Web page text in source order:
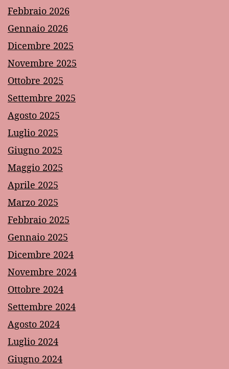
Febbraio 2026
Gennaio 2026
Dicembre 2025
Novembre 2025
Ottobre 2025
Settembre 2025
Agosto 2025
Luglio 2025
Giugno 2025
Maggio 2025
Aprile 2025
Marzo 2025
Febbraio 2025
Gennaio 2025
Dicembre 2024
Novembre 2024
Ottobre 2024
Settembre 2024
Agosto 2024
Luglio 2024
Giugno 2024